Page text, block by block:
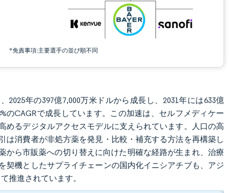
*免責事項:主要選手の並び順不同
2025年の397億7,000万米ドルから成長し、2031年には633億
のCAGRで成長しています。この加速は、セルフメディケー
るデジタルアクセスモデルに支えられています。人口の高
消費者が非処方薬を発見・比較・補充する方法を再構築し
ら市販薬への切り替えに向けた明確な経路が生まれ、治療
機としたサプライチェーンの国内化イニシアチブも、アジ
推進されています。